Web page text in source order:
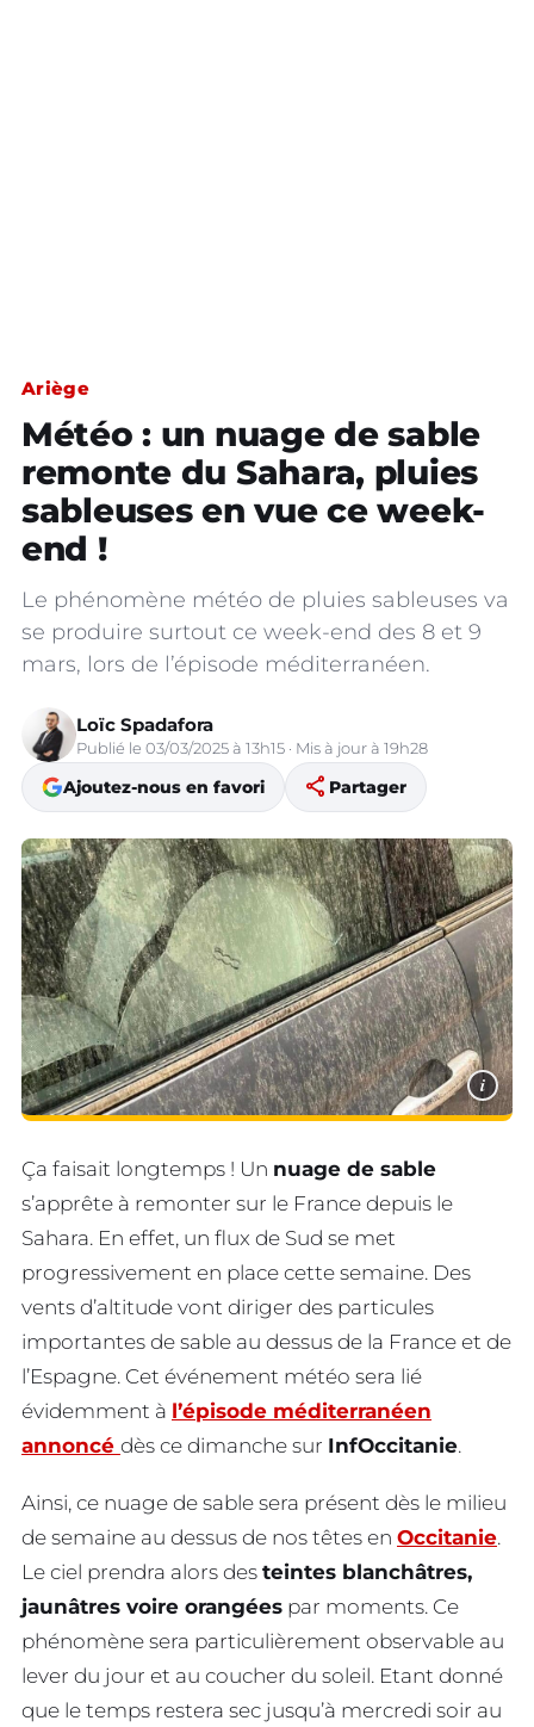
Ariège
Météo : un nuage de sable
remonte du Sahara, pluies
sableuses en vue ce week-
end !
Le phénomène météo de pluies sableuses va
se produire surtout ce week-end des 8 et 9
mars, lors de l’épisode méditerranéen.
Loïc Spadafora
Publié le 03/03/2025 à 13h15 · Mis à jour à 19h28
Ajoutez-nous en favori share Partager
i
Ça faisait longtemps ! Un nuage de sable
s’apprête à remonter sur le France depuis le
Sahara. En effet, un flux de Sud se met
progressivement en place cette semaine. Des
vents d’altitude vont diriger des particules
importantes de sable au dessus de la France et de
l’Espagne. Cet événement météo sera lié
évidemment à l’épisode méditerranéen
annoncé dès ce dimanche sur InfOccitanie.
Ainsi, ce nuage de sable sera présent dès le milieu
de semaine au dessus de nos têtes en Occitanie.
Le ciel prendra alors des teintes blanchâtres,
jaunâtres voire orangées par moments. Ce
phénomène sera particulièrement observable au
lever du jour et au coucher du soleil. Etant donné
que le temps restera sec jusqu’à mercredi soir au